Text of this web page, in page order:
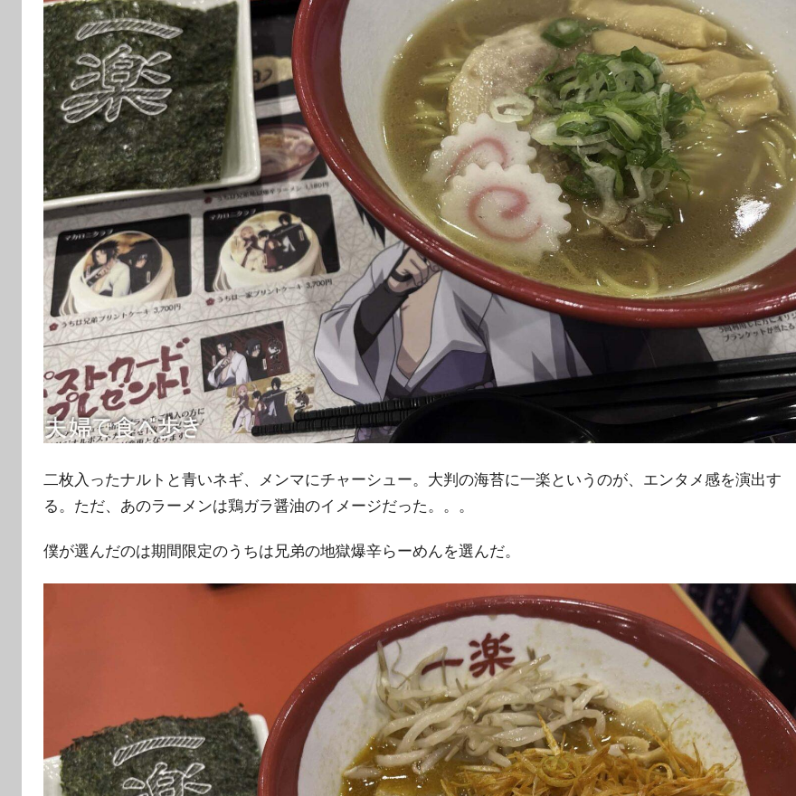
二枚入ったナルトと青いネギ、メンマにチャーシュー。大判の海苔に一楽というのが、エンタメ感を演出す
る。ただ、あのラーメンは鶏ガラ醤油のイメージだった。。。
僕が選んだのは期間限定のうちは兄弟の地獄爆辛らーめんを選んだ。